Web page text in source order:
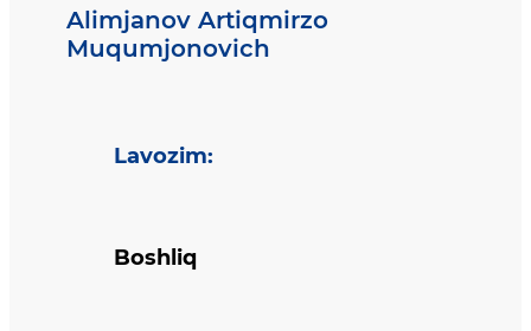
Alimjanov Artiqmirzo
Muqumjonovich
Lavozim:
Boshliq